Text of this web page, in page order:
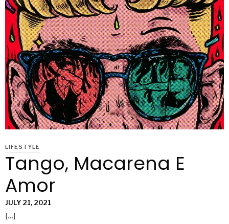
LIFESTYLE
Tango, Macarena E
Amor
JULY 21, 2021
[…]